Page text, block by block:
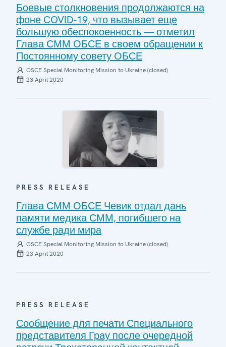
Боевые столкновения продолжаются на
фоне COVID-19, что вызывает еще
большую обеспокоенность — отметил
Глава СММ ОБСЕ в своем обращении к
Постоянному совету ОБСЕ
OSCE Special Monitoring Mission to Ukraine (closed)
23 April 2020
PRESS RELEASE
Глава СММ ОБСЕ Чевик отдал дань
памяти медика СММ, погибшего на
службе ради мира
OSCE Special Monitoring Mission to Ukraine (closed)
23 April 2020
PRESS RELEASE
Сообщение для печати Специального
представителя Грау после очередной